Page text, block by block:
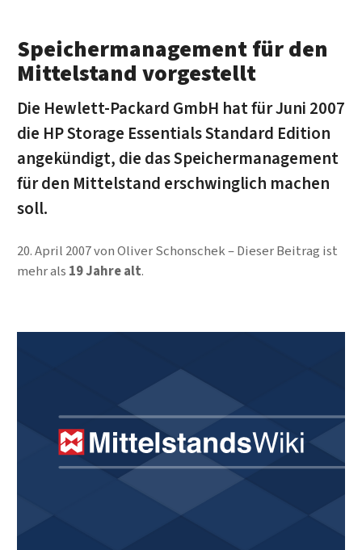
Speichermanagement für den
Mittelstand vorgestellt
Die Hewlett-Packard GmbH hat für Juni 2007
die HP Storage Essentials Standard Edition
angekündigt, die das Speichermanagement
für den Mittelstand erschwinglich machen
soll.
20. April 2007vonOliver Schonschek
Dieser Beitrag ist
mehr als 19 Jahre alt.